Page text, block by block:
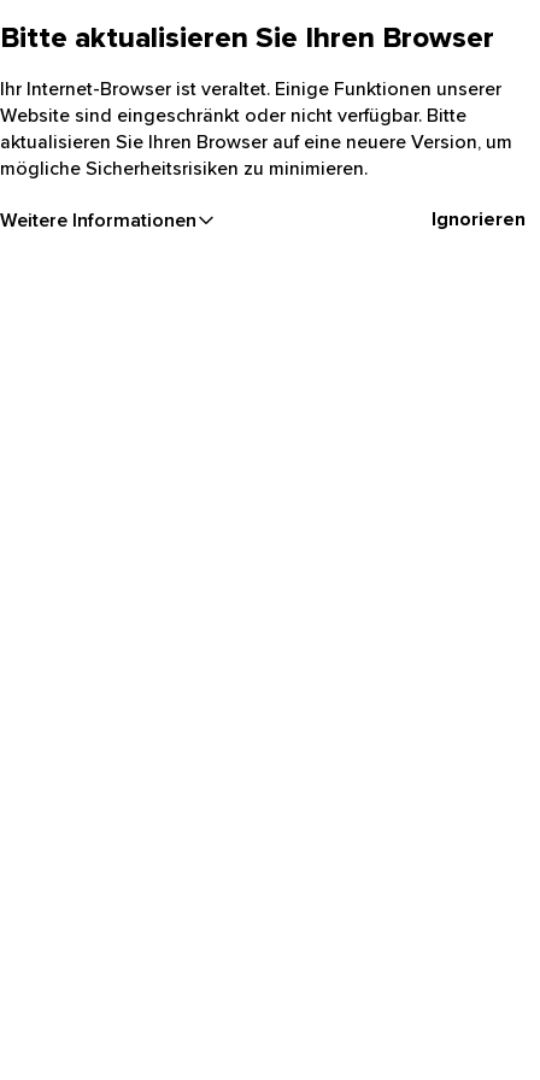
Bitte aktualisieren Sie Ihren Browser
Ihr Internet-Browser ist veraltet. Einige Funktionen unserer
Website sind eingeschränkt oder nicht verfügbar. Bitte
aktualisieren Sie Ihren Browser auf eine neuere Version, um
mögliche Sicherheitsrisiken zu minimieren.
Weitere Informationen Ignorieren